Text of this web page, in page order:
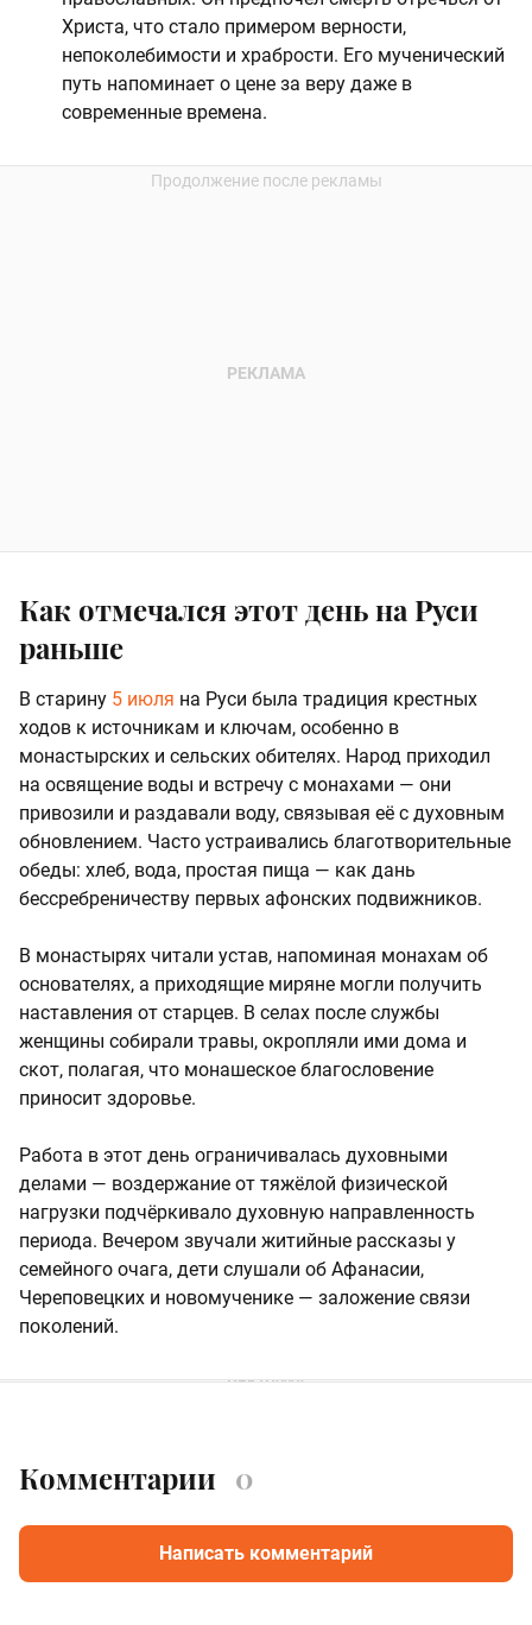
Христа, что стало примером верности,
непоколебимости и храбрости. Его мученический
путь напоминает о цене за веру даже в
современные времена.
Как отмечался этот день на Руси
раньше
В старину 5 июля на Руси была традиция крестных
ходов к источникам и ключам, особенно в
монастырских и сельских обителях. Народ приходил
на освящение воды и встречу с монахами — они
привозили и раздавали воду, связывая её с духовным
обновлением. Часто устраивались благотворительные
обеды: хлеб, вода, простая пища — как дань
бессребреничеству первых афонских подвижников.
В монастырях читали устав, напоминая монахам об
основателях, а приходящие миряне могли получить
наставления от старцев. В селах после службы
женщины собирали травы, окропляли ими дома и
скот, полагая, что монашеское благословение
приносит здоровье.
Работа в этот день ограничивалась духовными
делами — воздержание от тяжёлой физической
нагрузки подчёркивало духовную направленность
периода. Вечером звучали житийные рассказы у
семейного очага, дети слушали об Афанасии,
Череповецких и новомученике — заложение связи
поколений.
Комментарии 0
Написать комментарий